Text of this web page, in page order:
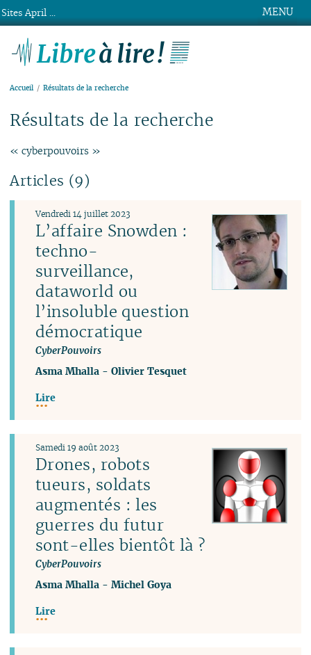
MENU
Accueil Résultats de la recherche
Résultats de la recherche
« cyberpouvoirs »
Articles (9)
L’affaire Snowden :
techno-
surveillance,
dataworld ou
l’insoluble question
démocratique
CyberPouvoirs
Vendredi 14 juillet 2023
Asma Mhalla -Olivier Tesquet
Lire
Drones, robots
tueurs, soldats
augmentés : les
guerres du futur
sont-elles bientôt là ?
CyberPouvoirs
Samedi 19 août 2023
Asma Mhalla -Michel Goya
Lire
Sites April ...